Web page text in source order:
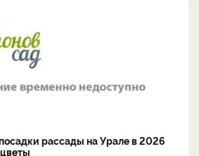
рассады на Урале в 2026